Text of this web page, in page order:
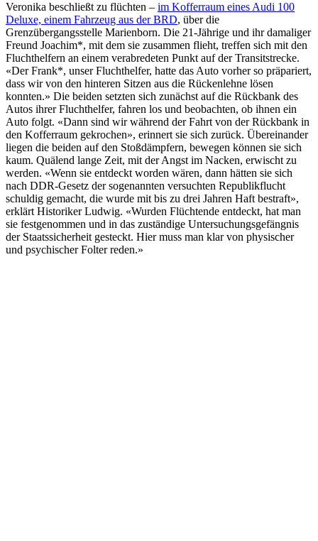
Veronika beschließt zu flüchten – im Kofferraum eines Audi 100
Deluxe, einem Fahrzeug aus der BRD, über die
Grenzübergangsstelle Marienborn. Die 21-Jährige und ihr damaliger
Freund Joachim*, mit dem sie zusammen flieht, treffen sich mit den
Fluchthelfern an einem verabredeten Punkt auf der Transitstrecke.
«Der Frank*, unser Fluchthelfer, hatte das Auto vorher so präpariert,
dass wir von den hinteren Sitzen aus die Rückenlehne lösen
konnten.» Die beiden setzten sich zunächst auf die Rückbank des
Autos ihrer Fluchthelfer, fahren los und beobachten, ob ihnen ein
Auto folgt. «Dann sind wir während der Fahrt von der Rückbank in
den Kofferraum gekrochen», erinnert sie sich zurück. Übereinander
liegen die beiden auf den Stoßdämpfern, bewegen können sie sich
kaum. Quälend lange Zeit, mit der Angst im Nacken, erwischt zu
werden. «Wenn sie entdeckt worden wären, dann hätten sie sich
nach DDR-Gesetz der sogenannten versuchten Republikflucht
schuldig gemacht, die wurde mit bis zu drei Jahren Haft bestraft»,
erklärt Historiker Ludwig. «Wurden Flüchtende entdeckt, hat man
sie festgenommen und in das zuständige Untersuchungsgefängnis
der Staatssicherheit gesteckt. Hier muss man klar von physischer
und psychischer Folter reden.»